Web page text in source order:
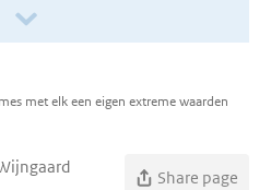
met elk een eigen extreme waarden
Share page